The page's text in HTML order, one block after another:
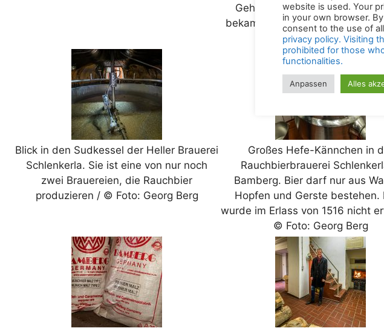
Gehen auffällig mit den
bekam so seinen Spitznamen /
Georg Berg
Blick in den Sudkessel der Heller Brauerei
Schlenkerla. Sie ist eine von nur noch
zwei Brauereien, die Rauchbier
produzieren / © Foto: Georg Berg
Großes Hefe-Kännchen in
Rauchbierbrauerei
Bamberg. Bier darf nur aus
Hopfen und Gerste bestehen.
wurde im Erlass von 1516 nicht
© Foto: Georg Berg